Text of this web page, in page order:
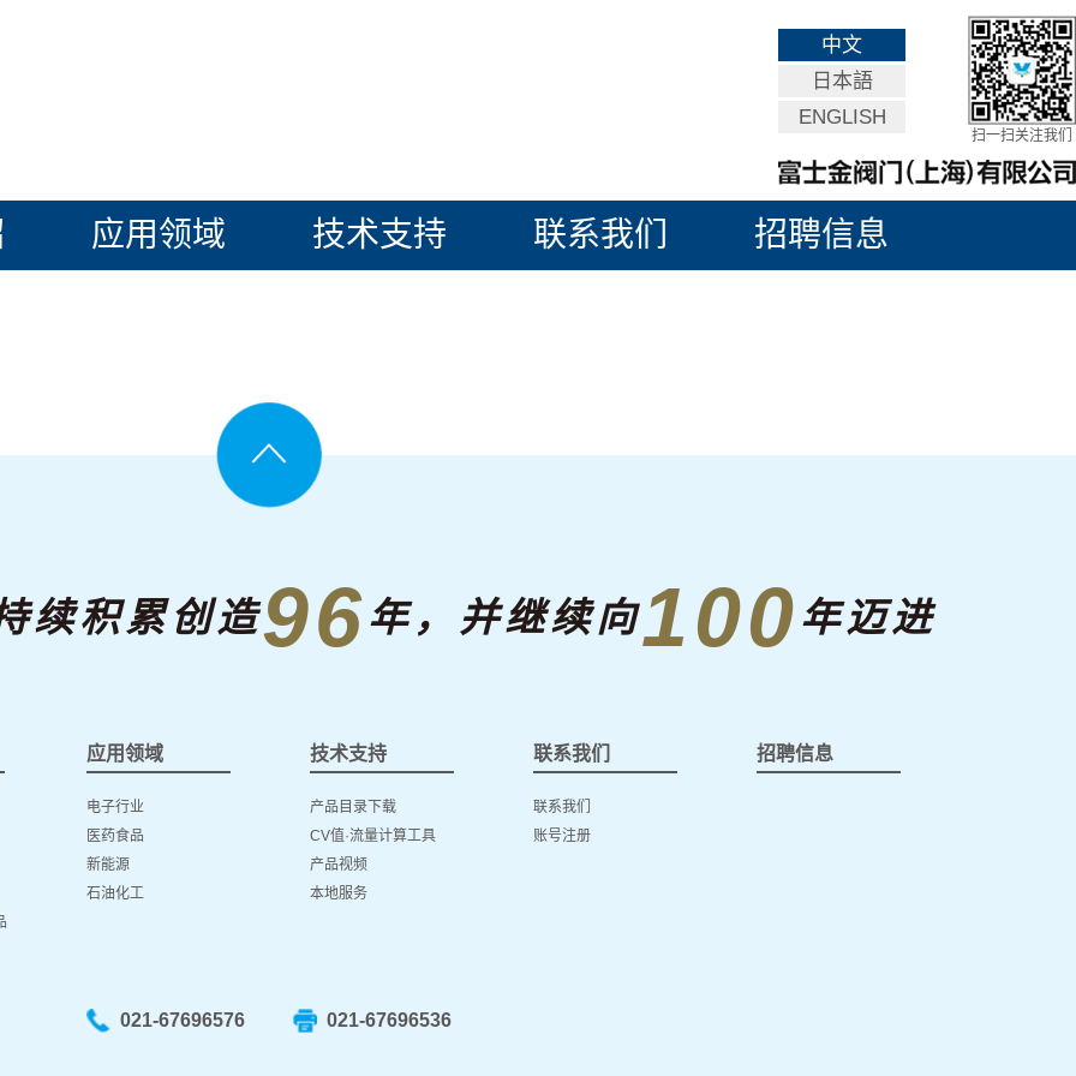
中文
日本語
ENGLISH
扫一扫关注我们
应用领域 技术支持 联系我们 招聘信息
续积累创造96年，并继续向100年迈进
应用领域
电子行业
医药食品
新能源
石油化工
技术支持
产品目录下载
CV值·流量计算工具
产品视频
本地服务
联系我们
联系我们
账号注册
招聘信息
021-67696576 021-67696536